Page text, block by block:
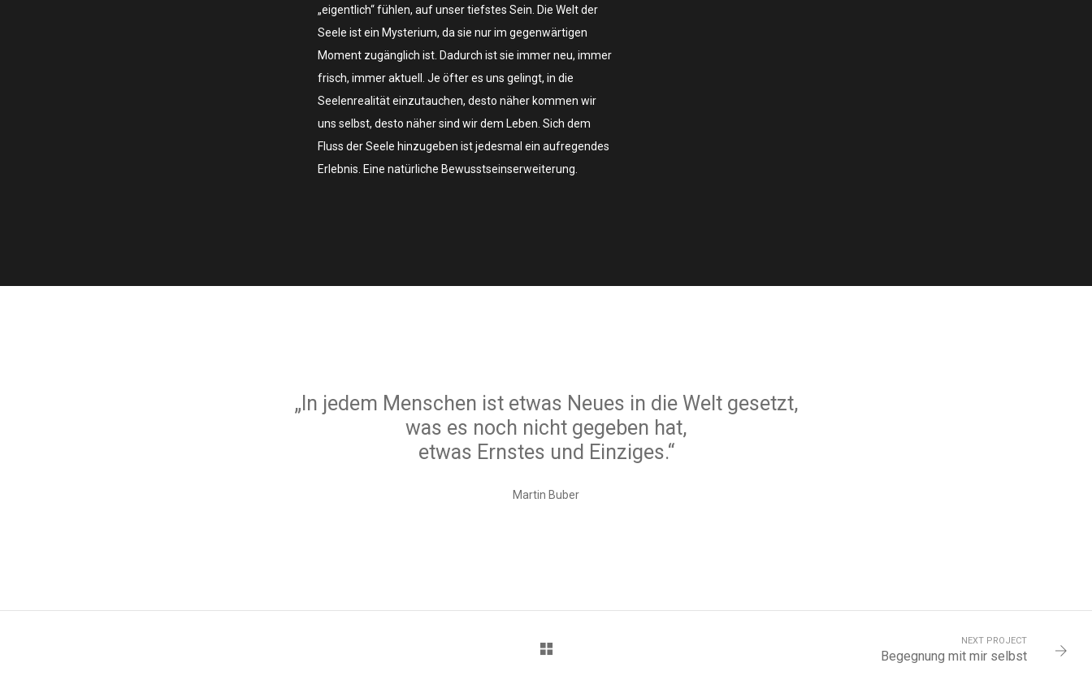
„eigentlich“ fühlen, auf unser tiefstes Sein. Die Welt der
Seele ist ein Mysterium, da sie nur im gegenwärtigen
Moment zugänglich ist. Dadurch ist sie immer neu, immer
frisch, immer aktuell. Je öfter es uns gelingt, in die
Seelenrealität einzutauchen, desto näher kommen wir
uns selbst, desto näher sind wir dem Leben. Sich dem
Fluss der Seele hinzugeben ist jedesmal ein aufregendes
Erlebnis. Eine natürliche Bewusstseinserweiterung.
„In jedem Menschen ist etwas Neues in die Welt gesetzt,
was es noch nicht gegeben hat,
etwas Ernstes und Einziges.“
Martin Buber
NEXT PROJECT
Begegnung mit mir selbst